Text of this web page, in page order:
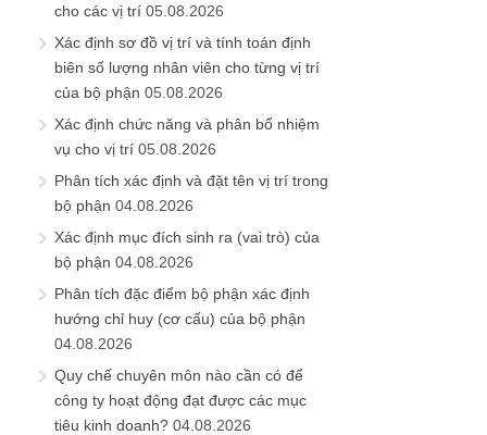
cho các vị trí 05.08.2026
Xác định sơ đồ vị trí và tính toán định
biên số lượng nhân viên cho từng vị trí
của bộ phận 05.08.2026
Xác định chức năng và phân bổ nhiệm
vụ cho vị trí 05.08.2026
Phân tích xác định và đặt tên vị trí trong
bộ phận 04.08.2026
Xác định mục đích sinh ra (vai trò) của
bộ phận 04.08.2026
Phân tích đặc điểm bộ phận xác định
hướng chỉ huy (cơ cấu) của bộ phận
04.08.2026
Quy chế chuyên môn nào cần có để
công ty hoạt động đạt được các mục
tiêu kinh doanh? 04.08.2026